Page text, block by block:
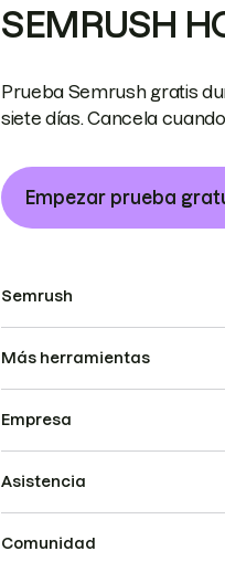
SEMRUSH
Prueba Semrush gratis
siete días. Cancela
Empezar prueba
Semrush
Más herramientas
Empresa
Asistencia
Comunidad